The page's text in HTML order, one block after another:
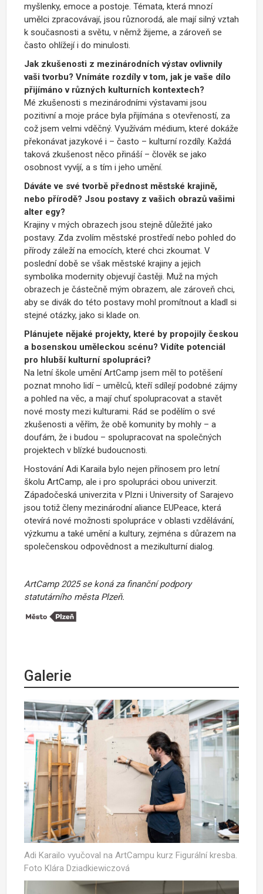
myšlenky, emoce a postoje. Témata, která mnozí
umělci zpracovávají, jsou různorodá, ale mají silný vztah
k současnosti a světu, v němž žijeme, a zároveň se
často ohlížejí i do minulosti.
Jak zkušenosti z mezinárodních výstav ovlivnily
vaši tvorbu? Vnímáte rozdíly v tom, jak je vaše dílo
přijímáno v různých kulturních kontextech?
Mé zkušenosti s mezinárodními výstavami jsou
pozitivní a moje práce byla přijímána s otevřeností, za
což jsem velmi vděčný. Využívám médium, které dokáže
překonávat jazykové i – často – kulturní rozdíly. Každá
taková zkušenost něco přináší – člověk se jako
osobnost vyvíjí, a s tím i jeho umění.
Dáváte ve své tvorbě přednost městské krajině,
nebo přírodě? Jsou postavy z vašich obrazů vašimi
alter egy?
Krajiny v mých obrazech jsou stejně důležité jako
postavy. Zda zvolím městské prostředí nebo pohled do
přírody záleží na emocích, které chci zkoumat. V
poslední době se však městské krajiny a jejich
symbolika modernity objevují častěji. Muž na mých
obrazech je částečně mým obrazem, ale zároveň chci,
aby se divák do této postavy mohl promítnout a kladl si
stejné otázky, jako si klade on.
Plánujete nějaké projekty, které by propojily českou
a bosenskou uměleckou scénu? Vidíte potenciál
pro hlubší kulturní spolupráci?
Na letní škole umění ArtCamp jsem měl to potěšení
poznat mnoho lidí – umělců, kteří sdílejí podobné zájmy
a pohled na věc, a mají chuť spolupracovat a stavět
nové mosty mezi kulturami. Rád se podělím o své
zkušenosti a věřím, že obě komunity by mohly – a
doufám, že i budou – spolupracovat na společných
projektech v blízké budoucnosti.
Hostování Adi Karaila bylo nejen přínosem pro letní
školu ArtCamp, ale i pro spolupráci obou univerzit.
Západočeská univerzita v Plzni i University of Sarajevo
jsou totiž členy mezinárodní aliance EUPeace, která
otevírá nové možnosti spolupráce v oblasti vzdělávání,
výzkumu a také umění a kultury, zejména s důrazem na
společenskou odpovědnost a mezikulturní dialog.
ArtCamp 2025 se koná za finanční podpory
statutárního města Plzeň.
Galerie
Adi Karailo vyučoval na ArtCampu kurz Figurální kresba.
Foto Klára Dziadkiewiczová